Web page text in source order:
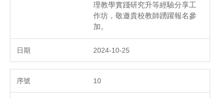
理教學實踐研究升等經驗分享工
作坊，敬邀貴校教師踴躍報名參
加。
2024-10-25
10